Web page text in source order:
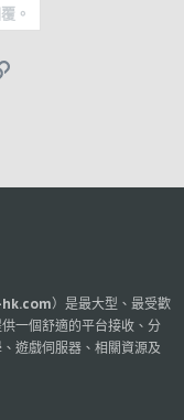
。
鏈接
）是最大型、最受歡
一個舒適的平台接收、分
遊戲伺服器、相關資源及